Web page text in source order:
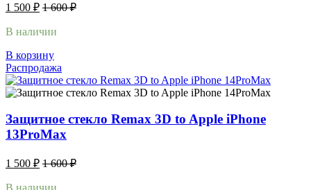
1 500 ₽ 1 600₽
В наличии
В корзину
Распродажа
Защитное стекло Remax 3D to Apple iPhone
13ProMax
1 500 ₽ 1 600₽